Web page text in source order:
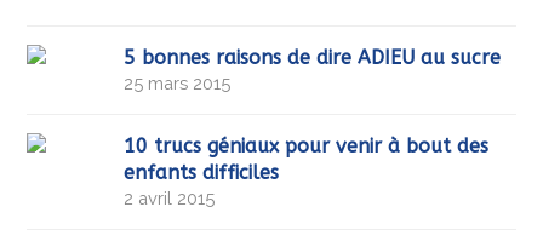
5 bonnes raisons de dire ADIEU au sucre
25 mars 2015
10 trucs géniaux pour venir à bout des
enfants difficiles
2 avril 2015